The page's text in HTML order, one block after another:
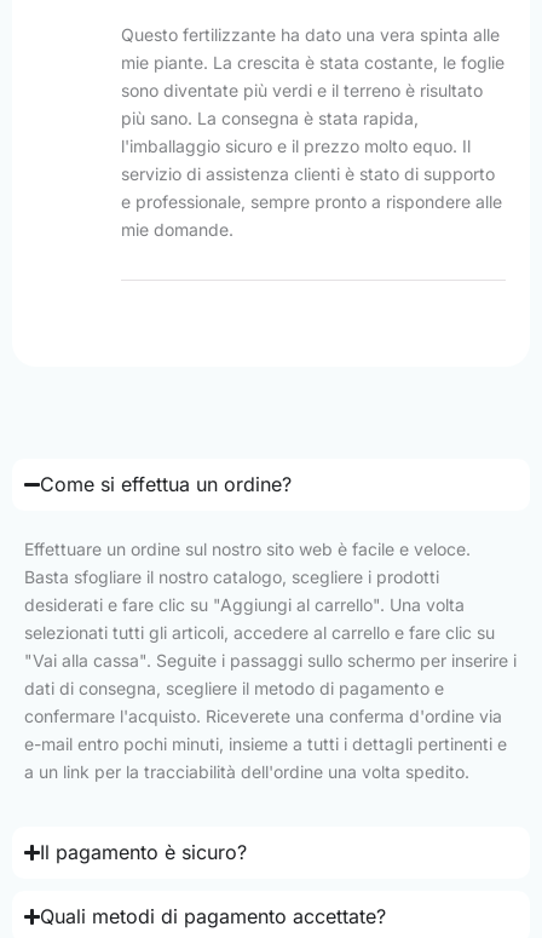
Questo fertilizzante ha dato una vera spinta alle
mie piante. La crescita è stata costante, le foglie
sono diventate più verdi e il terreno è risultato
più sano. La consegna è stata rapida,
l'imballaggio sicuro e il prezzo molto equo. Il
servizio di assistenza clienti è stato di supporto
e professionale, sempre pronto a rispondere alle
mie domande.
Come si effettua un ordine?
Effettuare un ordine sul nostro sito web è facile e veloce.
Basta sfogliare il nostro catalogo, scegliere i prodotti
desiderati e fare clic su "Aggiungi al carrello". Una volta
selezionati tutti gli articoli, accedere al carrello e fare clic su
"Vai alla cassa". Seguite i passaggi sullo schermo per inserire i
dati di consegna, scegliere il metodo di pagamento e
confermare l'acquisto. Riceverete una conferma d'ordine via
e-mail entro pochi minuti, insieme a tutti i dettagli pertinenti e
a un link per la tracciabilità dell'ordine una volta spedito.
Il pagamento è sicuro?
Quali metodi di pagamento accettate?